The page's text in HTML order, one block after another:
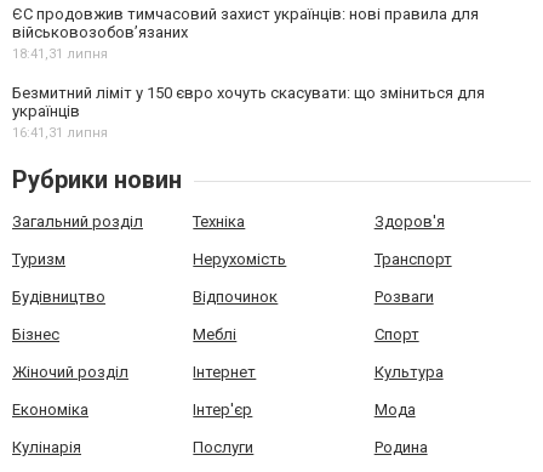
ЄС продовжив тимчасовий захист українців: нові правила для
військовозобов’язаних
18:41,31 липня
Безмитний ліміт у 150 євро хочуть скасувати: що зміниться для
українців
16:41,31 липня
Рубрики новин
Загальний розділ Техніка Здоров'я
Туризм Нерухомість Транспорт
Будівництво Відпочинок Розваги
Бізнес Меблі Спорт
Жіночий розділ Інтернет Культура
Економіка Інтер'єр Мода
Кулінарія Послуги Родина